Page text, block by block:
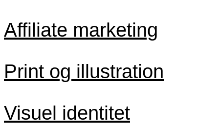
Affiliate marketing
Print og illustration
Visuel identitet